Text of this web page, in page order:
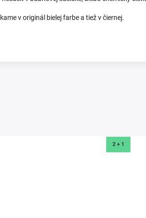
v originál bielej farbe a tiež v čiernej.
2 + 1